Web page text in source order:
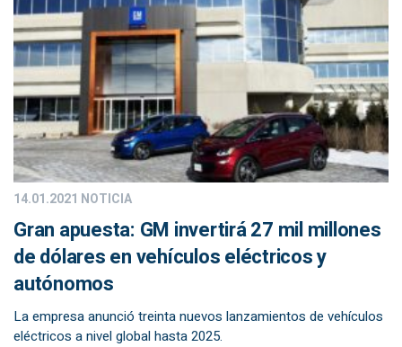
14.01.2021 NOTICIA
Gran apuesta: GM invertirá 27 mil millones
de dólares en vehículos eléctricos y
autónomos
La empresa anunció treinta nuevos lanzamientos de vehículos
eléctricos a nivel global hasta 2025.